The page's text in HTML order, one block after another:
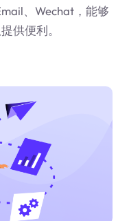
、Wechat，能够
供便利。